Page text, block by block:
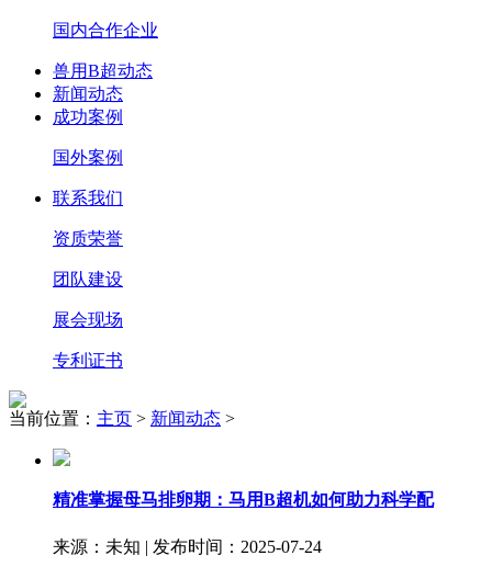
国内合作企业
兽用B超动态
新闻动态
成功案例
国外案例
联系我们
资质荣誉
团队建设
展会现场
专利证书
当前位置： 主页 > 新闻动态 >
精准掌握母马排卵期：马用B超机如何助力科学配
来源：未知 | 发布时间：2025-07-24